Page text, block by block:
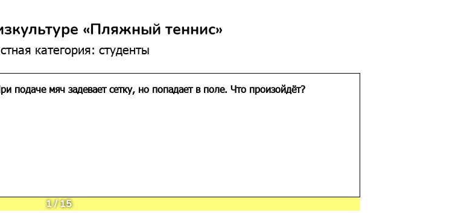
«Пляжный теннис»
категория: студенты
подаче мяч задевает сетку, но попадает в поле. Что произойдёт?
1/15